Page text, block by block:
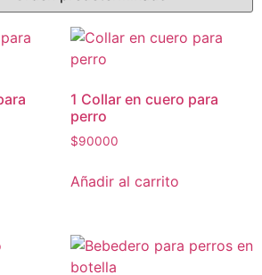
1 Collar en cuero para
perro
$90000
Añadir al carrito